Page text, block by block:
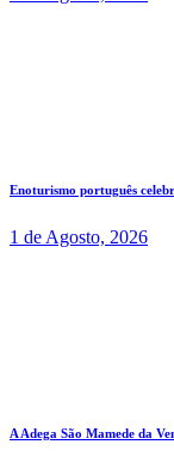
Enoturismo português
1 de Agosto, 2026
A Adega São Mamede da